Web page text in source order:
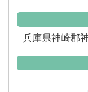
兵庫県神崎郡